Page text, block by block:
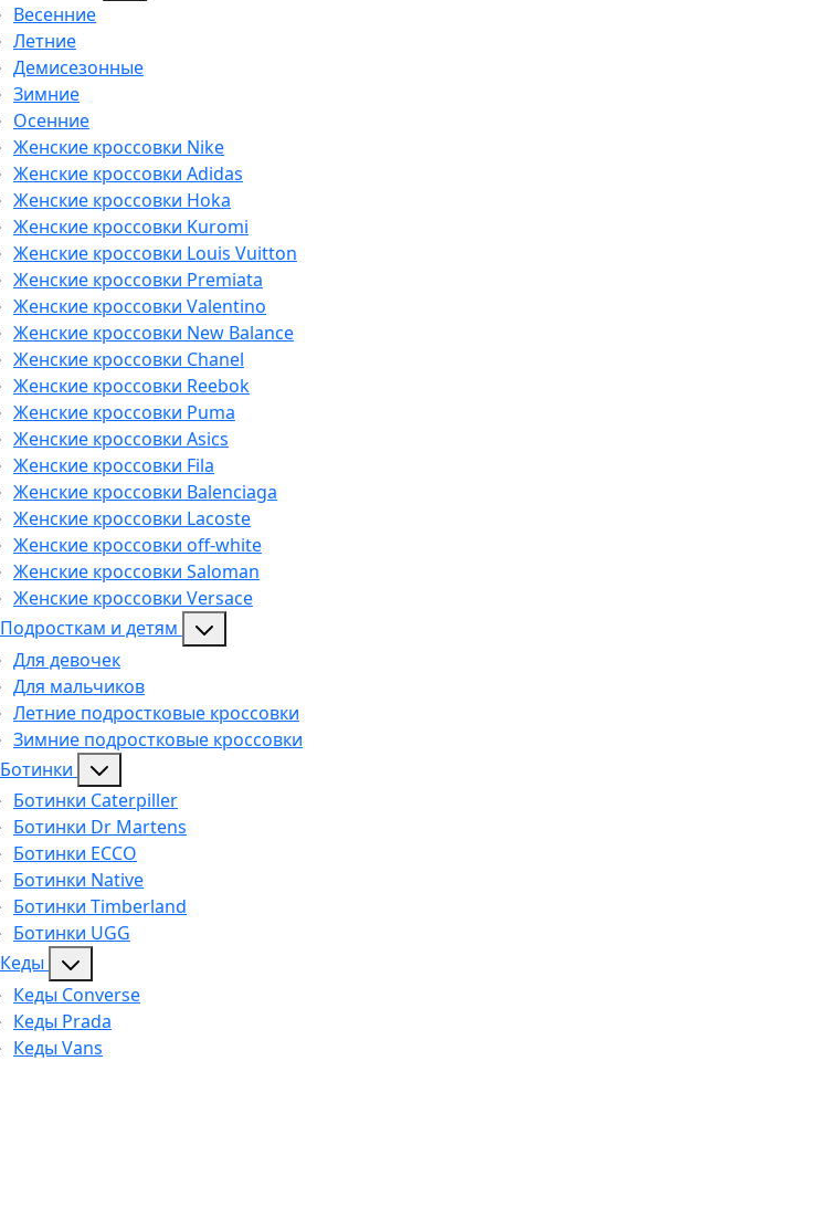
Весенние
Летние
Демисезонные
Зимние
Осенние
Женские кроссовки Nike
Женские кроссовки Adidas
Женские кроссовки Hoka
Женские кроссовки Kuromi
Женские кроссовки Louis Vuitton
Женские кроссовки Premiata
Женские кроссовки Valentino
Женские кроссовки New Balance
Женские кроссовки Chanel
Женские кроссовки Reebok
Женские кроссовки Puma
Женские кроссовки Asics
Женские кроссовки Fila
Женские кроссовки Balenciaga
Женские кроссовки Lacoste
Женские кроссовки off-white
Женские кроссовки Saloman
Женские кроссовки Versace
Подросткам и детям
Для девочек
Для мальчиков
Летние подростковые кроссовки
Зимние подростковые кроссовки
Ботинки
Ботинки Caterpiller
Ботинки Dr Martens
Ботинки ECCO
Ботинки Native
Ботинки Timberland
Ботинки UGG
Кеды
Кеды Converse
Кеды Prada
Кеды Vans